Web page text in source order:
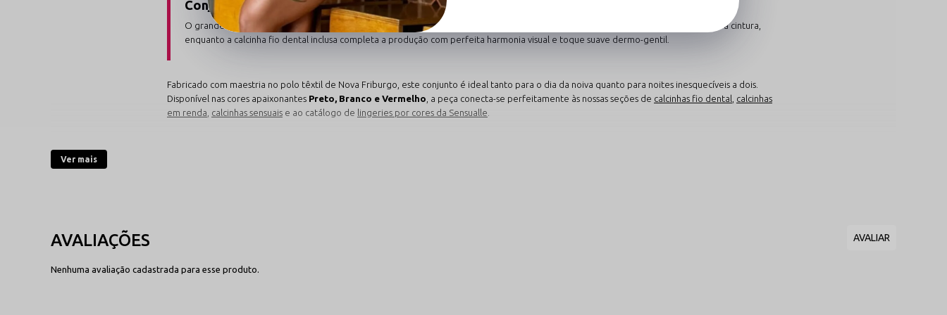
Conjunto Robe + Calcinha Fio Dental em Renda com Amarração na Cintura
O grande diferencial do modelo Florença é a sua proposta 2 em 1. O robe possui mangas rendadas e faixa ajustável para acentuar a cintura,
enquanto a calcinha fio dental inclusa completa a produção com perfeita harmonia visual e toque suave dermo-gentil.
Fabricado com maestria no polo têxtil de Nova Friburgo, este conjunto é ideal tanto para o dia da noiva quanto para noites inesquecíveis a dois.
Disponível nas cores apaixonantes Preto, Branco e Vermelho , a peça conecta-se perfeitamente às nossas seções de calcinhas fio dental calcinhas
em renda calcinhas sensuais e ao catálogo de lingeries por cores da Sensualle
transparência sutil.
Ver mais
Nenhuma avaliação cadastrada para esse produto.